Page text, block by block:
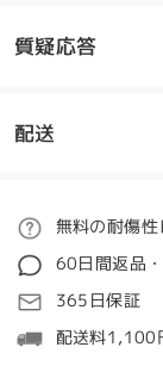
ンラインで注
ませんでした
します。
by Jasmine on
質疑応答
フレームについて
配送
ご注文
処理時間
5-7営業日
詳細
無料の耐傷
60日間返品
365日保証
配送料1,100